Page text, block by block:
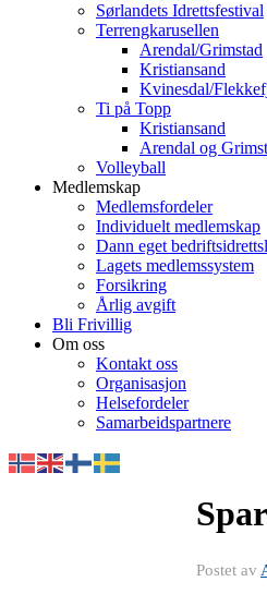
Sørlandets Idrettsfestival
Terrengkarusellen
Arendal/Grimstad
Kristiansand
Kvinesdal/
Ti på Topp
Kristiansand
Arendal og
Volleyball
Medlemskap
Medlemsfordeler
Individuelt medlemskap
Dann eget
Lagets medlemssystem
Forsikring
Årlig avgift
Bli Frivillig
Om oss
Kontakt oss
Organisasjon
Helsefordeler
Samarbeidspartnere
Postet av